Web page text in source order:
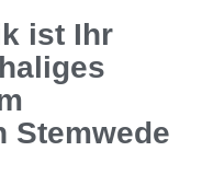
ist Ihr
Stemwede